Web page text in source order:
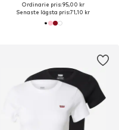
Ordinarie pris: 95,00 kr
Senaste lägsta pris:71,10 kr